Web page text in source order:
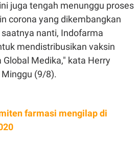
juga tengah menunggu proses
corona yang dikembangkan
nanti, Indofarma
mendistribusikan vaksin
Medika," kata Herry
(9/8).
farmasi mengilap di